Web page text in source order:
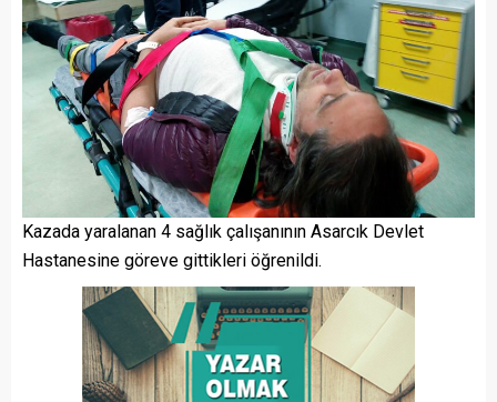
Kazada yaralanan 4 sağlık çalışanının Asarcık Devlet
Hastanesine göreve gittikleri öğrenildi.